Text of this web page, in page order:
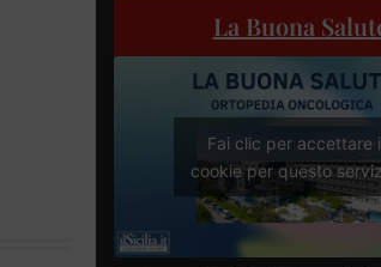
La Buona
Fai clic per accettare i
cookie per questo